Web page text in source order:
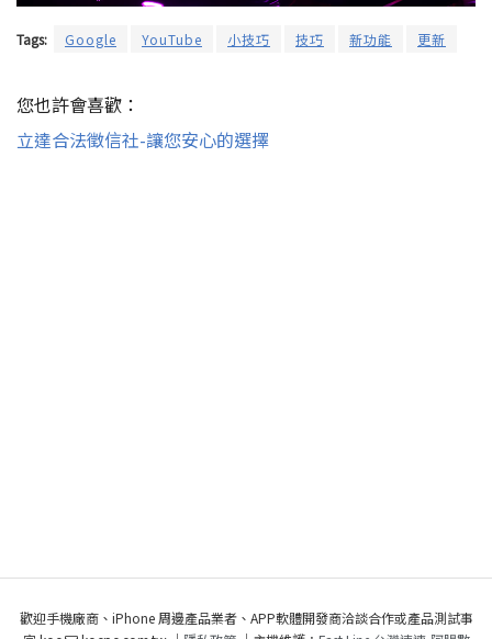
Tags: Google YouTube 小技巧 技巧 新功能 更新
您也許會喜歡：
立達合法徵信社-讓您安心的選擇
歡迎手機廠商、iPhone 周邊產品業者、APP軟體開發商洽談合作或產品測試事